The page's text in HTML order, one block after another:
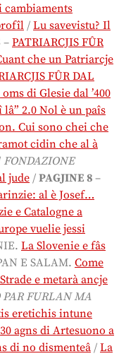
cambiaments
/ Lu savevistu? Il
– PATRIARCJIS FÛR
che un Patriarcje
FÛR DAL
di Glesie dal ’400
2.0 Nol è un paîs
Cui sono chei che
cidin che al à
FONDAZIONE
jude / PAGJINE 8 –
al è Josef…
e Catalogne a
vuelie jessi
La Slovenie e fâs
E SALAM. Come
e metarà ancje
PAR FURLAN MA
eretichis intune
30 agns di Artesuono a
di no dismenteâ / La